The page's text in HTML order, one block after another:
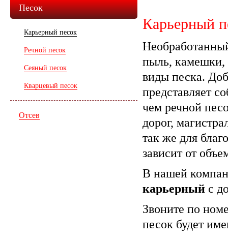
Песок
Карьерный песок
Речной песок
Сеяный песок
Кварцевый песок
Отсев
Карьерный
пыль, камешки,
виды песка.
представляет
чем речной
дорог,
так же для
зависит от
В нашей
карьерныйс
Звоните по
песок будет